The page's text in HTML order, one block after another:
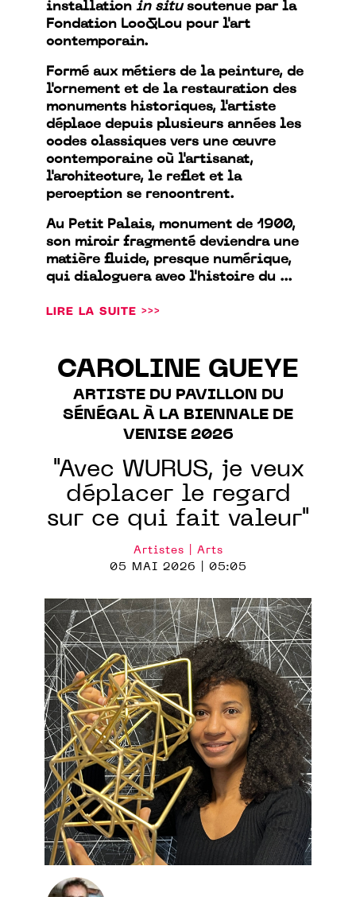
installation in situsoutenue par la
Fondation Loo&Lou pour l'art
contemporain.
Formé aux métiers de la peinture, de
l'ornement et de la restauration des
monuments historiques, l'artiste
déplace depuis plusieurs années les
codes classiques vers une œuvre
contemporaine où l'artisanat,
l'architecture, le reflet et la
perception se rencontrent.
Au Petit Palais, monument de 1900,
son miroir fragmenté deviendra une
matière fluide, presque numérique,
qui dialoguera avec l'histoire du ...
LIRE LA SUITE >>>
CAROLINE GUEYE
ARTISTE DU PAVILLON DU
SÉNÉGAL À LA BIENNALE DE
VENISE 2026
"Avec WURUS, je veux
déplacer le regard
sur ce qui fait valeur"
Artistes | Arts
05 MAI 2026 | 05:05